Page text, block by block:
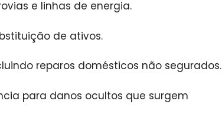
e linhas de energia.
de ativos.
reparos domésticos não segurados.
para danos ocultos que surgem